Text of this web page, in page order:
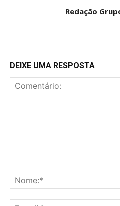
Redação
DEIXE UMA RESPOSTA